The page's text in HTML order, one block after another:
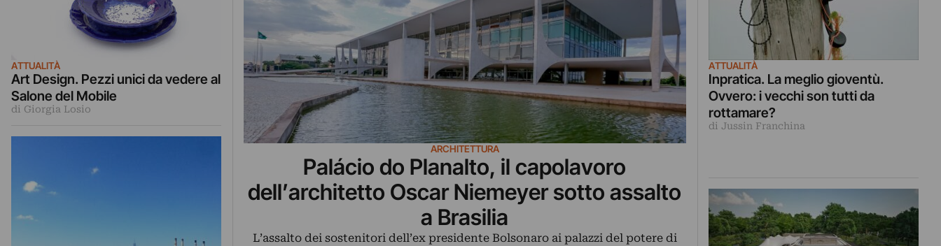
ARCHITETTURA
Palácio do Planalto, il capolavoro
dell’architetto Oscar Niemeyer sotto assalto
a Brasilia
L’assalto dei sostenitori dell’ex presidente Bolsonaro ai palazzi del potere di
ATTUALITÀ
Art Design. Pezzi unici da vedere al
Salone del Mobile
di Giorgia Losio
ATTUALITÀ
Inpratica. La meglio gioventù.
Ovvero: i vecchi son tutti da
rottamare?
di Jussin Franchina